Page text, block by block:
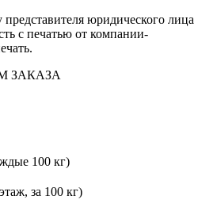
юридического лица
с печатью от компании-
ЗАКАЗА
100 кг)
за 100 кг)